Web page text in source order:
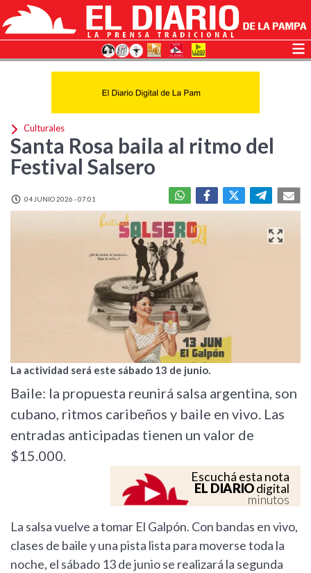
Culturales
Santa Rosa baila al ritmo del
Festival Salsero
04 JUNIO 2026 - 07:01
La actividad será este sábado 13 de junio.
Baile: la propuesta reunirá salsa argentina, son
cubano, ritmos caribeños y baile en vivo. Las
entradas anticipadas tienen un valor de
$15.000.
Escuchá esta nota
EL DIARIOdigital
minutos
La salsa vuelve a tomar El Galpón. Con bandas en vivo,
clases de baile y una pista lista para moverse toda la
noche, el sábado 13 de junio se realizará la segunda